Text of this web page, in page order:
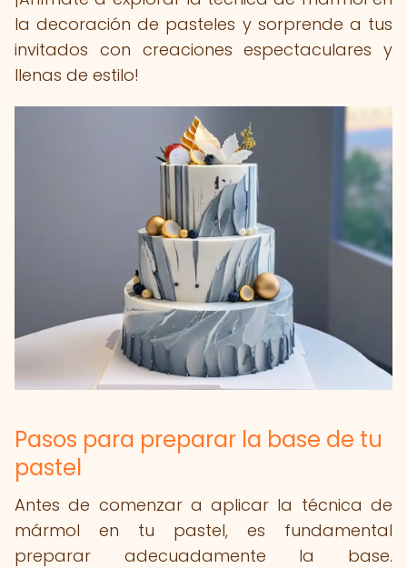
la decoración de pasteles y sorprende a tus
invitados con creaciones espectaculares y
llenas de estilo!
Pasos para preparar la base de tu
pastel
Antes de comenzar a aplicar la técnica de
mármol en tu pastel, es fundamental
preparar adecuadamente la base.